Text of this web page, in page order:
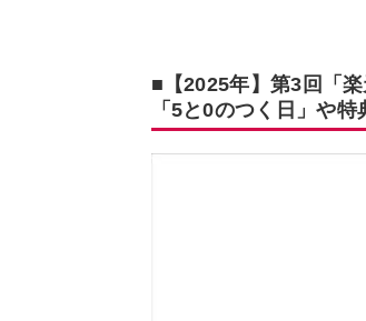
■【2025年】第3回「
「5と0のつく日」や